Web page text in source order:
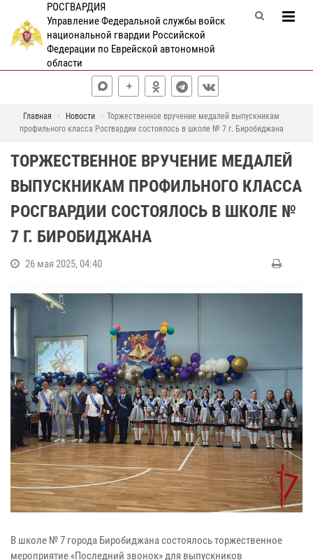
РОСГВАРДИЯ
Управление Федеральной службы войск
национальной гвардии Российской
Федерации по Еврейской автономной
области
Главная Новости
Торжественное вручение медалей выпускникам
профильного класса Росгвардии состоялось в школе № 7 г. Биробиджана
ТОРЖЕСТВЕННОЕ ВРУЧЕНИЕ МЕДАЛЕЙ
ВЫПУСКНИКАМ ПРОФИЛЬНОГО КЛАССА
РОСГВАРДИИ СОСТОЯЛОСЬ В ШКОЛЕ №
7 Г. БИРОБИДЖАНА
26 мая 2025, 04:40
В школе № 7 города Биробиджана состоялось торжественное
мероприятие «Последний звонок» для выпускников